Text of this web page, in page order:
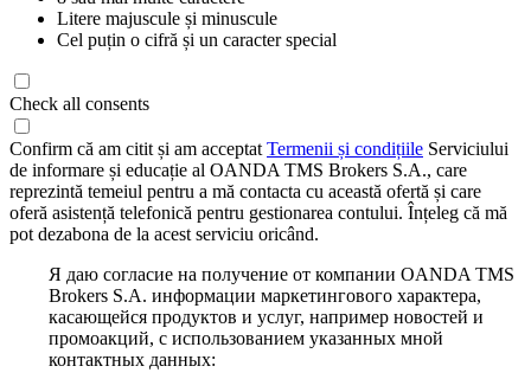
Litere majuscule și minuscule
Cel puțin o cifră și un caracter special
Check all consents
Confirm că am citit și am acceptat Termenii și condițiile Serviciului
de informare și educație al OANDA TMS Brokers S.A., care
reprezintă temeiul pentru a mă contacta cu această ofertă și care
oferă asistență telefonică pentru gestionarea contului. Înțeleg că mă
pot dezabona de la acest serviciu oricând.
Я даю согласие на получение от компании OANDA TMS
Brokers S.A. информации маркетингового характера,
касающейся продуктов и услуг, например новостей и
промоакций, с использованием указанных мной
контактных данных: